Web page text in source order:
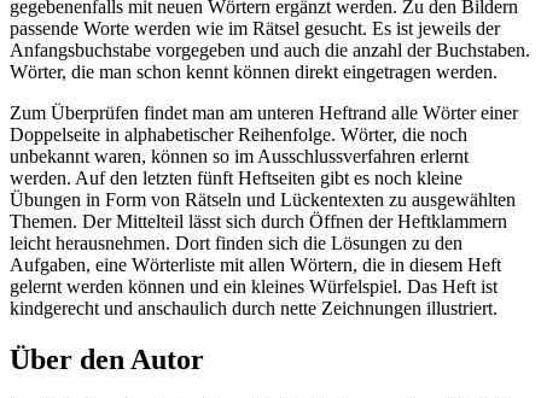
gegebenenfalls mit neuen Wörtern ergänzt werden. Zu den Bildern
passende Worte werden wie im Rätsel gesucht. Es ist jeweils der
Anfangsbuchstabe vorgegeben und auch die anzahl der Buchstaben.
Wörter, die man schon kennt können direkt eingetragen werden.
Zum Überprüfen findet man am unteren Heftrand alle Wörter einer
Doppelseite in alphabetischer Reihenfolge. Wörter, die noch
unbekannt waren, können so im Ausschlussverfahren erlernt
werden. Auf den letzten fünft Heftseiten gibt es noch kleine
Übungen in Form von Rätseln und Lückentexten zu ausgewählten
Themen. Der Mittelteil lässt sich durch Öffnen der Heftklammern
leicht herausnehmen. Dort finden sich die Lösungen zu den
Aufgaben, eine Wörterliste mit allen Wörtern, die in diesem Heft
gelernt werden können und ein kleines Würfelspiel. Das Heft ist
kindgerecht und anschaulich durch nette Zeichnungen illustriert.
Über den Autor